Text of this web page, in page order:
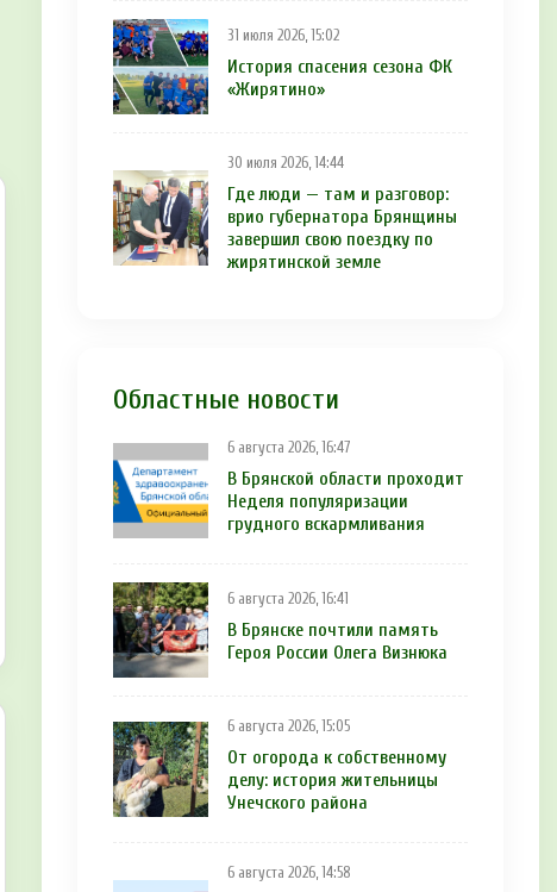
31 июля 2026, 15:02
История спасения сезона ФК
«Жирятино»
30 июля 2026, 14:44
Где люди — там и разговор:
врио губернатора Брянщины
завершил свою поездку по
жирятинской земле
Областные новости
6 августа 2026, 16:47
В Брянской области проходит
Неделя популяризации
грудного вскармливания
6 августа 2026, 16:41
В Брянске почтили память
Героя России Олега Визнюка
6 августа 2026, 15:05
От огорода к собственному
делу: история жительницы
Унечского района
6 августа 2026, 14:58